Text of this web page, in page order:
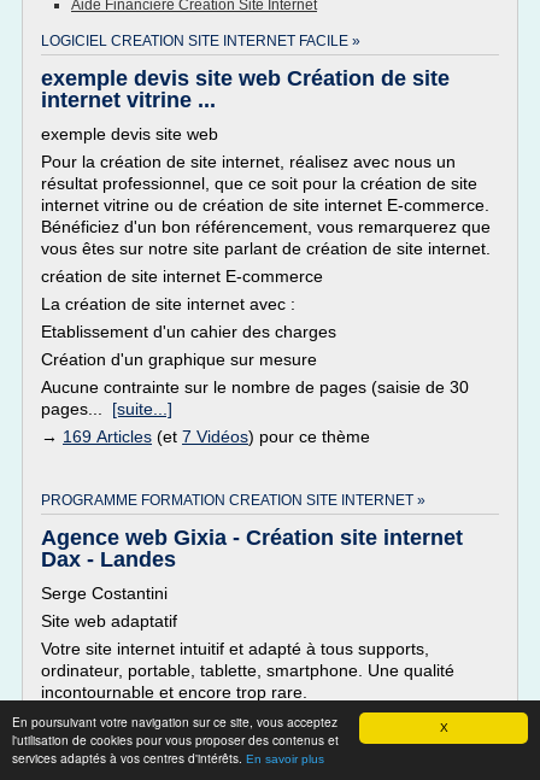
X
En poursuivant votre navigation sur ce site, vous acceptez
l'utilisation de cookies pour vous proposer des contenus et
services adaptés à vos centres d'intérêts. En savoir plus
Aide Financiere Creation Site Internet
LOGICIEL CREATION SITE INTERNET FACILE »
exemple devis site web Création de site
internet vitrine ...
exemple devis site web
Pour la création de site internet, réalisez avec nous un
résultat professionnel, que ce soit pour la création de site
internet vitrine ou de création de site internet E-commerce.
Bénéficiez d'un bon référencement, vous remarquerez que
vous êtes sur notre site parlant de création de site internet.
création de site internet E-commerce
La création de site internet avec :
Etablissement d'un cahier des charges
Création d'un graphique sur mesure
Aucune contrainte sur le nombre de pages (saisie de 30
pages... [suite...]
→ 169 Articles (et 7 Vidéos) pour ce thème
PROGRAMME FORMATION CREATION SITE INTERNET »
Agence web Gixia - Création site internet
Dax - Landes
Serge Costantini
Site web adaptatif
Votre site internet intuitif et adapté à tous supports,
ordinateur, portable, tablette, smartphone. Une qualité
incontournable et encore trop rare.
Découvrir
Administrable